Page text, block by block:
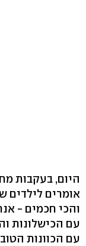
היום, בעקבות
אומרים לילדים
והכי חכמים -
עם הכישלונות
עם הכוונות